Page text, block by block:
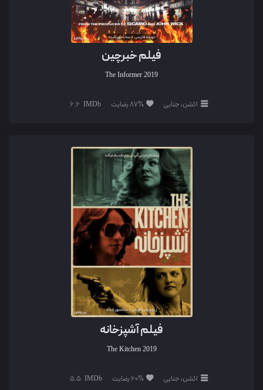
فیلم خبرچین
The Informer 2019
اکشن، جنایی 87% رضایت
فیلم آشپزخانه
The Kitchen 2019
اکشن، جنایی 60% رضایت